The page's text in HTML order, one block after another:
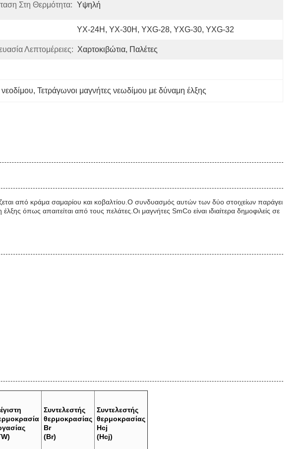
Στη Θερμότητα: Υψηλή
ΥΧ-24H, ΥΧ-30H, ΥΧG-28, ΥΧG-30, ΥΧG-32
Λεπτομέρειες: Χαρτοκιβώτια, Παλέτες
, Τετράγωνοι μαγνήτες νεωδίμου με δύναμη έλξης
από κράμα σαμαρίου και κοβαλτίου.Ο συνδυασμός αυτών των δύο στοιχείων παράγει
όπως απαιτείται από τους πελάτες.Οι μαγνήτες SmCo είναι ιδιαίτερα δημοφιλείς σε
Συντελεστής
θερμοκρασίας
Br
(Br)
Συντελεστής
θερμοκρασίας
Hcj
(Hcj)